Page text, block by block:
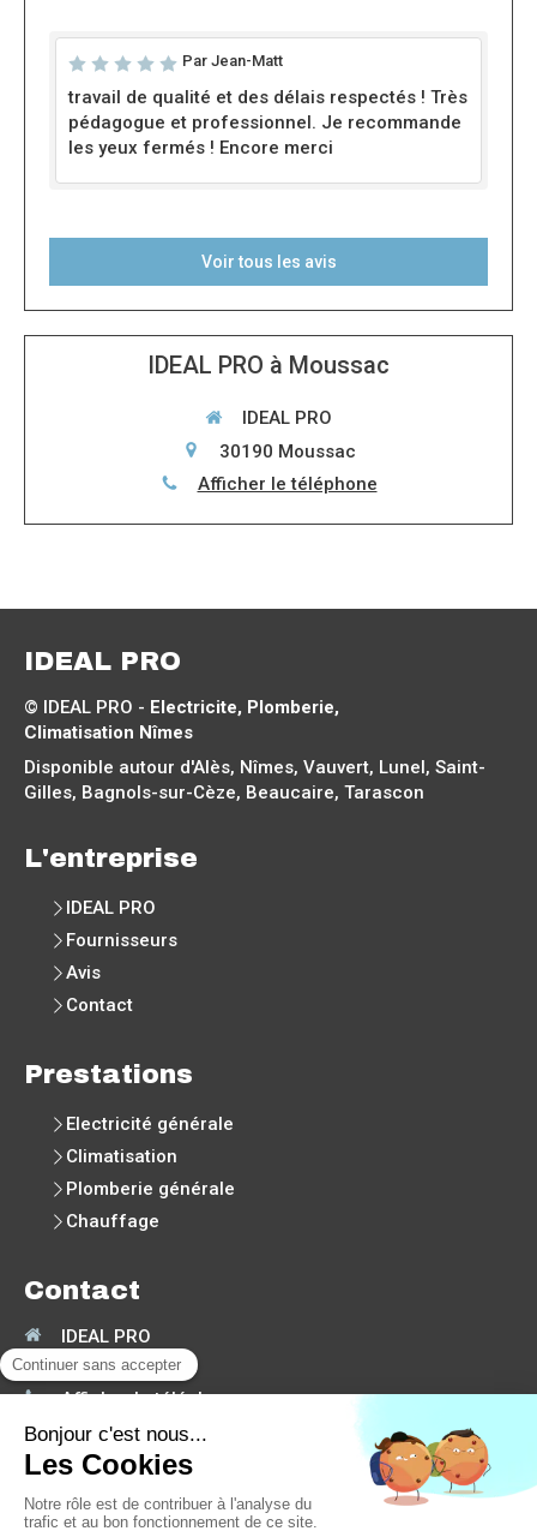
Par Jean-Matt
travail de qualité et des délais respectés ! Très
pédagogue et professionnel. Je recommande
les yeux fermés ! Encore merci
Voir tous les avis
IDEAL PRO à Moussac
IDEAL PRO
30190 Moussac
Afficher le téléphone
IDEAL PRO
© IDEAL PRO - Electricite, Plomberie,
Climatisation Nîmes
Disponible autour d'Alès, Nîmes, Vauvert, Lunel, Saint-
Gilles, Bagnols-sur-Cèze, Beaucaire, Tarascon
L'entreprise
IDEAL PRO
Fournisseurs
Avis
Contact
Prestations
Electricité générale
Climatisation
Plomberie générale
Chauffage
Contact
IDEAL PRO
30190 Moussac
Afficher le téléphone
Demander un devis
©2019 IDEAL PRO - Electricite, Plomberie, Climatisation